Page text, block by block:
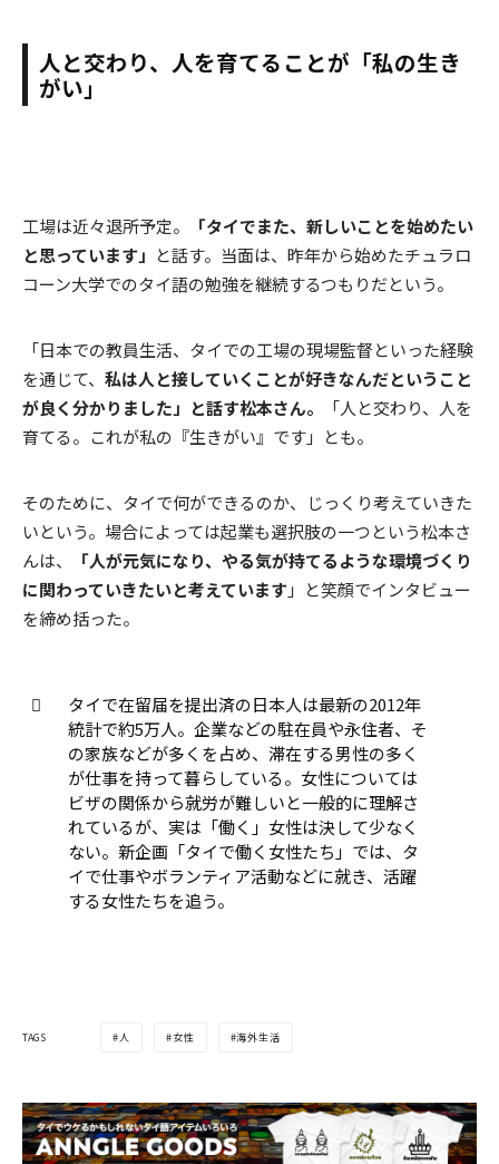
人と交わり、人を育てることが「私の生き
がい」
工場は近々退所予定。
「タイでまた、新しいことを始めたい
と思っています」 と話す。当面は、昨年から始めたチュラロ
コーン大学でのタイ語の勉強を継続するつもりだという。
「日本での教員生活、タイでの工場の現場監督といった経験
を通じて、 私は人と接していくことが好きなんだということ
が良く分かりました」と話す松本さん。
「人と交わり、人を
育てる。これが私の『生きがい』です」とも。
そのために、タイで何ができるのか、じっくり考えていきた
いという。場合によっては起業も選択肢の一つという松本さ
んは、
「人が元気になり、やる気が持てるような環境づくり
に関わっていきたいと考えています」と笑顔でインタビュー
を締め括った。
タイで在留届を提出済の日本人は最新の2012年
統計で約5万人。企業などの駐在員や永住者、そ
の家族などが多くを占め、滞在する男性の多く
が仕事を持って暮らしている。女性については
ビザの関係から就労が難しいと一般的に理解さ
れているが、実は「働く」女性は決して少なく
ない。新企画「タイで働く女性たち」では、タ
イで仕事やボランティア活動などに就き、活躍
する女性たちを追う。
TAGS 人 女性 海外生活